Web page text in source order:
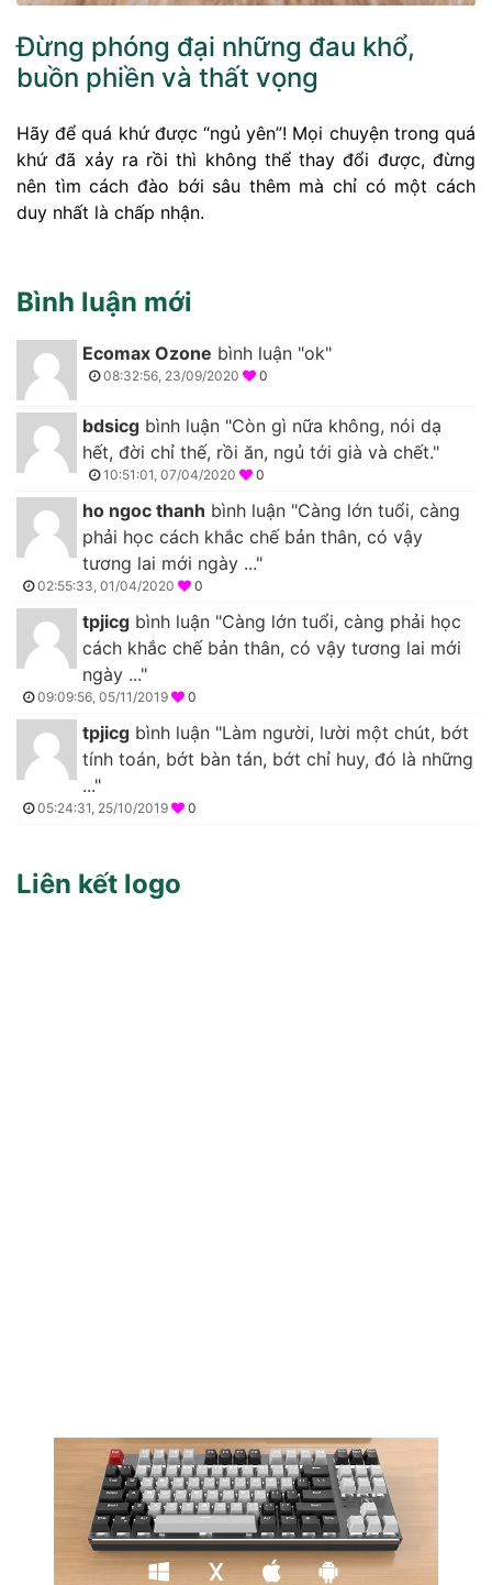
Đừng phóng đại những đau khổ,
buồn phiền và thất vọng
Hãy để quá khứ được “ngủ yên”! Mọi chuyện trong quá
khứ đã xảy ra rồi thì không thể thay đổi được, đừng
nên tìm cách đào bới sâu thêm mà chỉ có một cách
duy nhất là chấp nhận.
Bình luận mới
Ecomax Ozone bình luận "ok"
08:32:56, 23/09/2020 0
bdsicg bình luận "Còn gì nữa không, nói dạ
hết, đời chỉ thế, rồi ăn, ngủ tới già và chết."
10:51:01, 07/04/2020 0
ho ngoc thanh bình luận "Càng lớn tuổi, càng
phải học cách khắc chế bản thân, có vậy
tương lai mới ngày ..."
02:55:33, 01/04/2020 0
tpjicg bình luận "Càng lớn tuổi, càng phải học
cách khắc chế bản thân, có vậy tương lai mới
ngày ..."
09:09:56, 05/11/2019 0
tpjicg bình luận "Làm người, lười một chút, bớt
tính toán, bớt bàn tán, bớt chỉ huy, đó là những
..."
05:24:31, 25/10/2019 0
Liên kết logo